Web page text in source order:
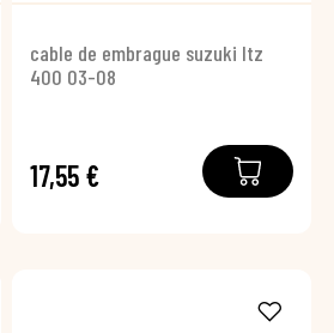
cable de embrague suzuki ltz
400 03-08
17,55 €